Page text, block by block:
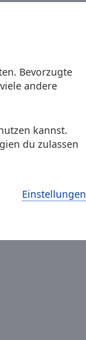
Bevorzugte
andere
kannst.
du zulassen
Einstellungen